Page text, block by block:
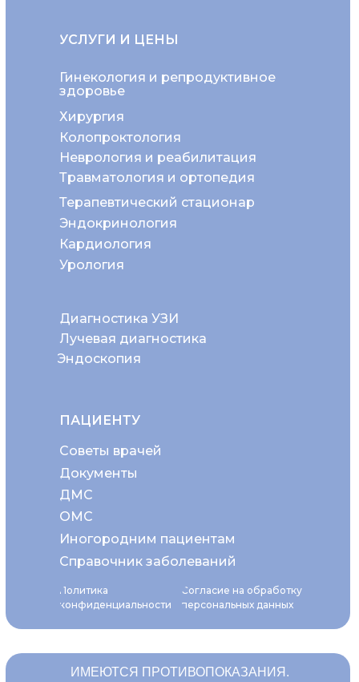
Политика
конфиденциальности
Согласие на обработку
персональных данных
Неврология и реабилитация
Колопроктология
Хирургия
Гинекология и репродуктивное
здоровье
Диагностика УЗИ
Эндоскопия
Травматология и ортопедия
Эндокринология
Терапевтический стационар
Кардиология
Урология
Лучевая диагностика
УСЛУГИ И ЦЕНЫ
ПАЦИЕНТУ
Советы врачей
ОМС
Документы
ДМС
Иногородним пациентам
Справочник заболеваний
ИМЕЮТСЯ ПРОТИВОПОКАЗАНИЯ.